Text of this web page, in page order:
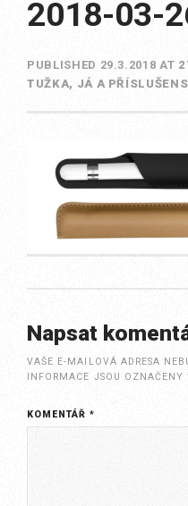
2018-03-
PUBLISHED 29.3.2018 AT
TUŽKA, JÁ A
Napsat
VAŠE E-MAILOVÁ ADRESA
INFORMACE JSOU OZNAČENY
KOMENTÁŘ*